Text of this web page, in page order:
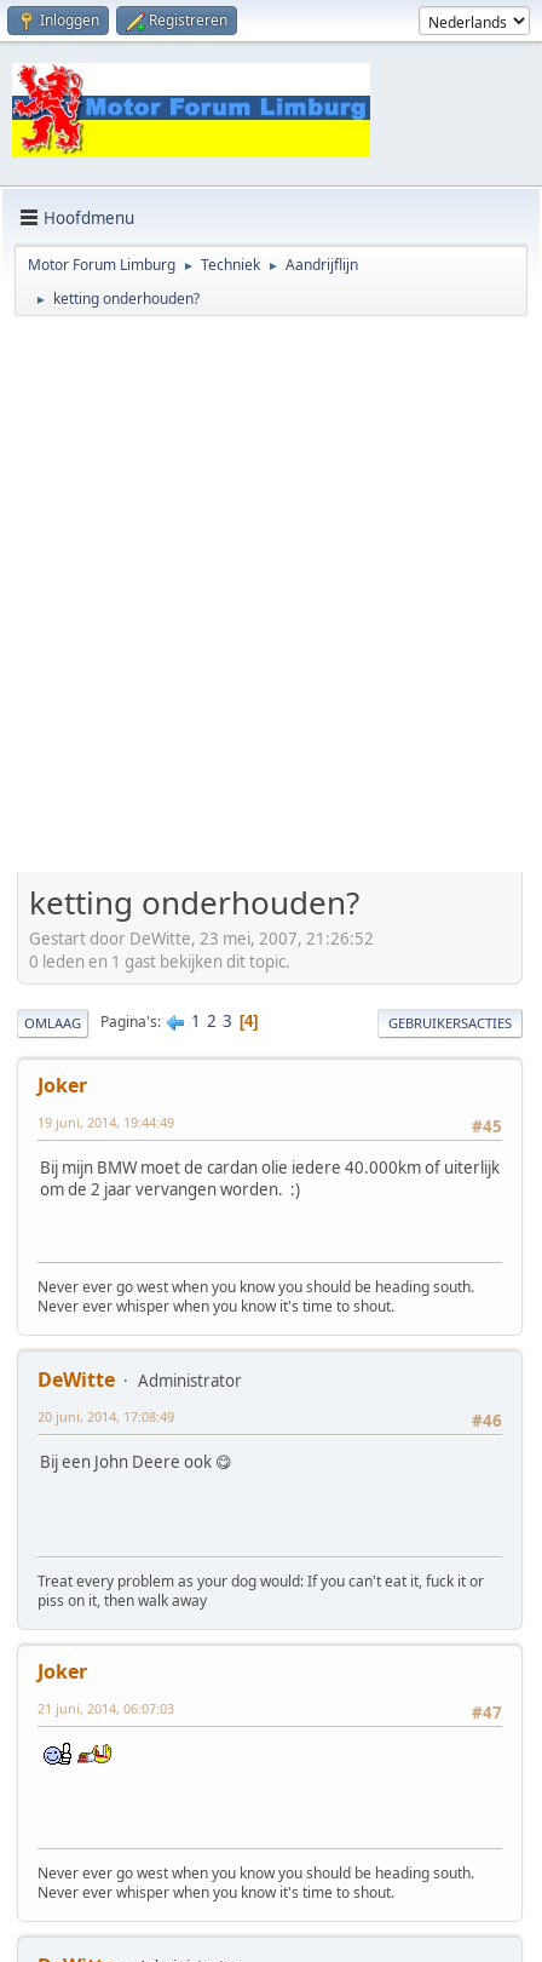
Inloggen Registreren
Hoofdmenu
Motor Forum Limburg ► Techniek ► Aandrijflijn
► ketting onderhouden?
ketting onderhouden?
Gestart door DeWitte, 23 mei, 2007, 21:26:52
0 leden en 1 gast bekijken dit topic.
OMLAAG Pagina's 1 2 3 4 GEBRUIKERSACTIES
Joker
#45
19 juni, 2014, 19:44:49
Bij mijn BMW moet de cardan olie iedere 40.000km of uiterlijk
om de 2 jaar vervangen worden. :)
Never ever go west when you know you should be heading south.
Never ever whisper when you know it's time to shout.
DeWitte
Administrator
#46
20 juni, 2014, 17:08:49
Bij een John Deere ook 😋
Treat every problem as your dog would: If you can't eat it, fuck it or
piss on it, then walk away
Joker
#47
21 juni, 2014, 06:07:03
Never ever go west when you know you should be heading south.
Never ever whisper when you know it's time to shout.